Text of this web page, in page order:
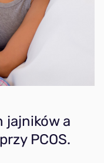
jajników a
PCOS.